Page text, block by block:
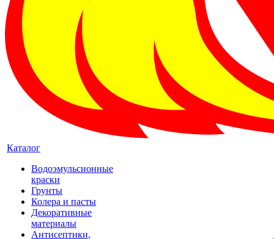
Каталог
Водоэмульсионные
краски
Грунты
Колера и пасты
Декоративные
материалы
Антисептики,